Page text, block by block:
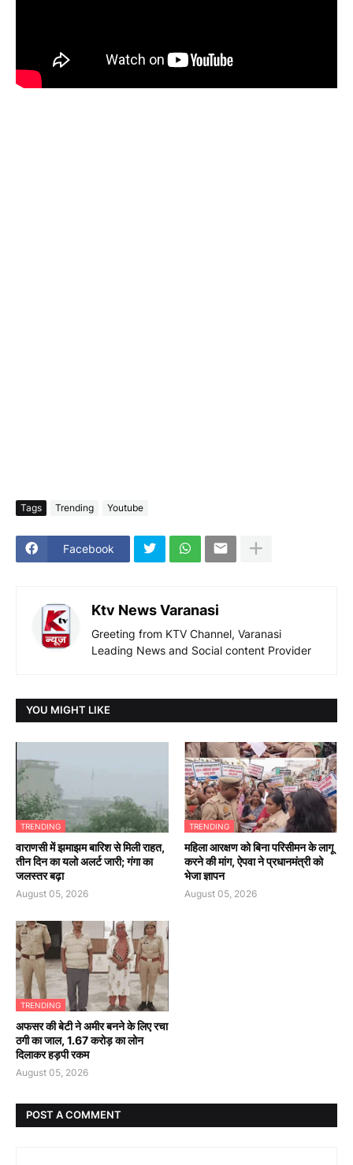
Tags Trending Youtube
Facebook
Ktv News Varanasi
Greeting from KTV Channel, Varanasi
Leading News and Social content Provider
YOU MIGHT LIKE
TRENDING
वाराणसी में झमाझम बारिश से मिली राहत,
तीन दिन का यलो अलर्ट जारी; गंगा का
जलस्तर बढ़ा
August 05, 2026
TRENDING
महिला आरक्षण को बिना परिसीमन के लागू
करने की मांग, ऐपवा ने प्रधानमंत्री को
भेजा ज्ञापन
August 05, 2026
TRENDING
अफसर की बेटी ने अमीर बनने के लिए रचा
ठगी का जाल, 1.67 करोड़ का लोन
दिलाकर हड़पी रकम
August 05, 2026
POST A COMMENT